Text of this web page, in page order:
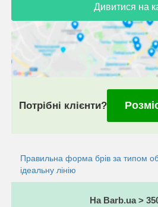
Дивитися на
Потрібні клієнти?
Правильна форма брів за типом
ідеальну лінію
На Barb.ua >